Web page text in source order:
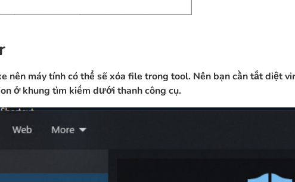
nên máy tính có thể sẽ xóa file trong tool. Nên bạn cần tắt diệt
ở khung tìm kiếm dưới thanh công cụ.